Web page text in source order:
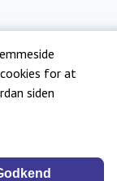
for at
siden